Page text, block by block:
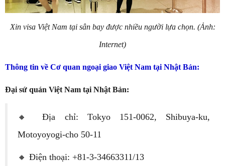
Xin visa Việt Nam tại sân bay được nhiều người lựa chọn. (Ảnh:
Internet)
Thông tin về Cơ quan ngoại giao Việt Nam tại Nhật Bản:
Đại sứ quán Việt Nam tại Nhật Bản:
🔸 Địa chỉ: Tokyo 151-0062, Shibuya-ku,
Motoyoyogi-cho 50-11
🔸 Điện thoại: +81-3-34663311/13